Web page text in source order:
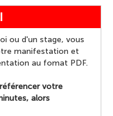
ou d'un stage, vous
manifestation et
au fomat PDF.
votre
alors